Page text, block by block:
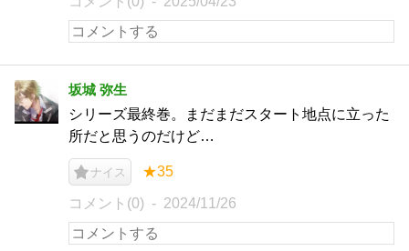
坂城 弥生
シリーズ最終巻。まだまだスタート地点に立った
所だと思うのだけど…
ナイス ★35
コメント(0) 2024/11/26